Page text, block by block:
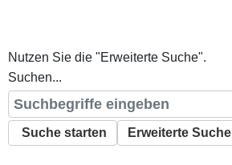
Nutzen Sie die "Erweiterte Suche".
Suchen...
Suche starten Erweiterte Suche